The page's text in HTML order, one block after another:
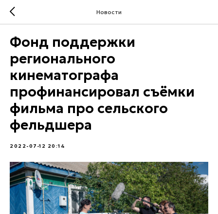
Новости
Фонд поддержки
регионального
кинематографа
профинансировал съёмки
фильма про сельского
фельдшера
2022-07-12 20:14